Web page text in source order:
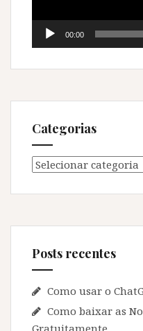
00:00
Categorias
Categorias
Posts recentes
Como usar o
Como baixar as